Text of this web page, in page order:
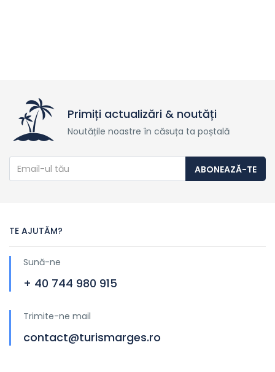
Primiți actualizări & noutăți
Noutățile noastre în căsuța ta poștală
ABONEAZĂ-TE
TE AJUTĂM?
Sună-ne
+ 40 744 980 915
Trimite-ne mail
contact@turismarges.ro